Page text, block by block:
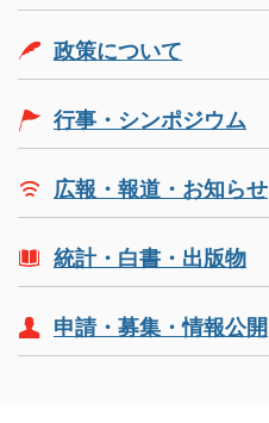
政策について
行事・シンポジウム
広報・報道・お知らせ
統計・白書・出版物
申請・募集・情報公開